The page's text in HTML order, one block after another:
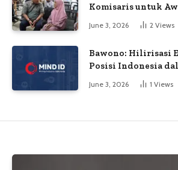
Komisaris untuk
June 3, 2026 2 Views
Bawono: Hilirisasi
Posisi Indonesia
Industri Global
June 3, 2026 1 Views